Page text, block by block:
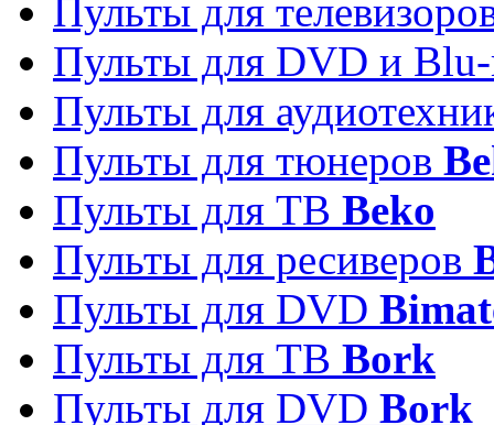
Пульты для
Пульты для DVD и
Пульты для
Пульты для тюнеров
Пульты для ТВ Beko
Пульты для ресиверов
Пульты для DVD
Пульты для ТВ Bork
Пульты для DVD Bork